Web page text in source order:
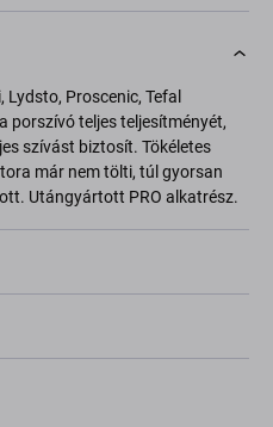
Lydsto, Proscenic, Tefal
porszívó teljes teljesítményét,
szívást biztosít. Tökéletes
már nem tölti, túl gyorsan
Utángyártott PRO alkatrész.